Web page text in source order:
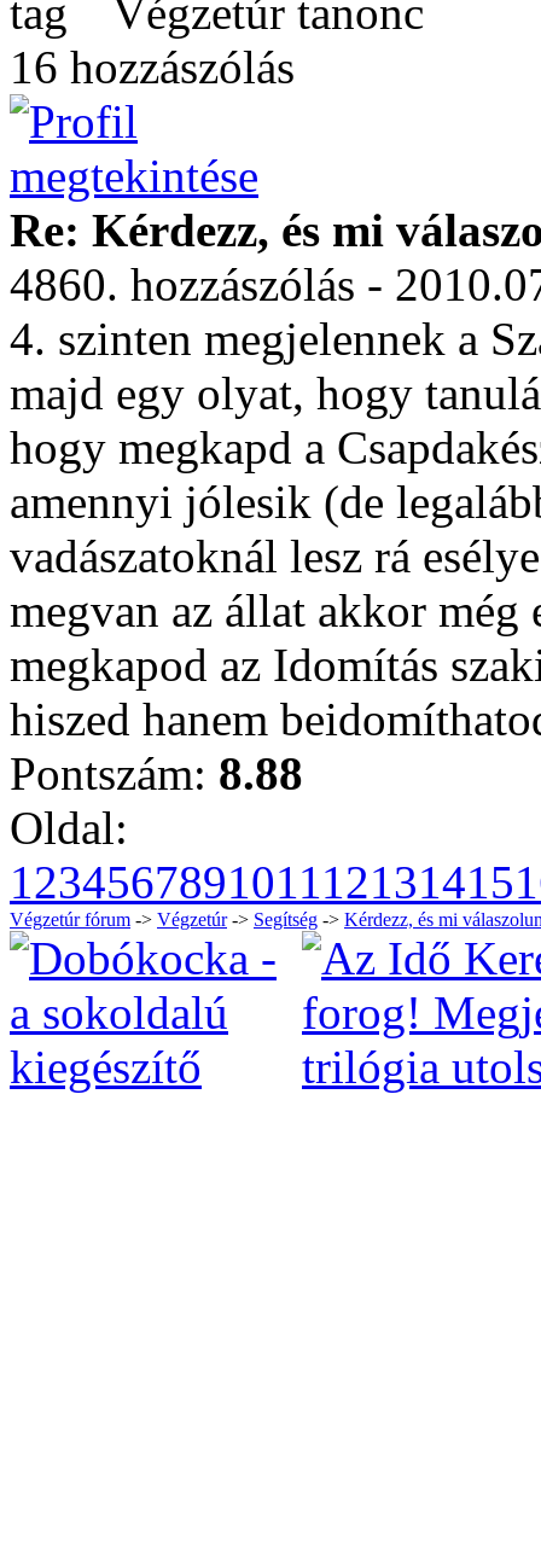
Végzetúr tanonc
16 hozzászólás
Re: Kérdezz, és mi
4860. hozzászólás -
4. szinten megjelennek a
majd egy olyat, hogy
hogy megkapd a
amennyi jólesik (de
vadászatoknál lesz rá
megvan az állat akkor még
megkapod az Idomítás
hiszed hanem
Pontszám: 8.88
Oldal:
123456789101112131415
Végzetúr fórum -> Végzetúr-> Segítség -> Kérdezz, és mi